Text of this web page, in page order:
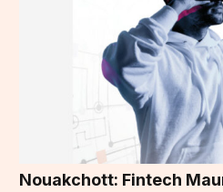
Nouakchott: Fintech